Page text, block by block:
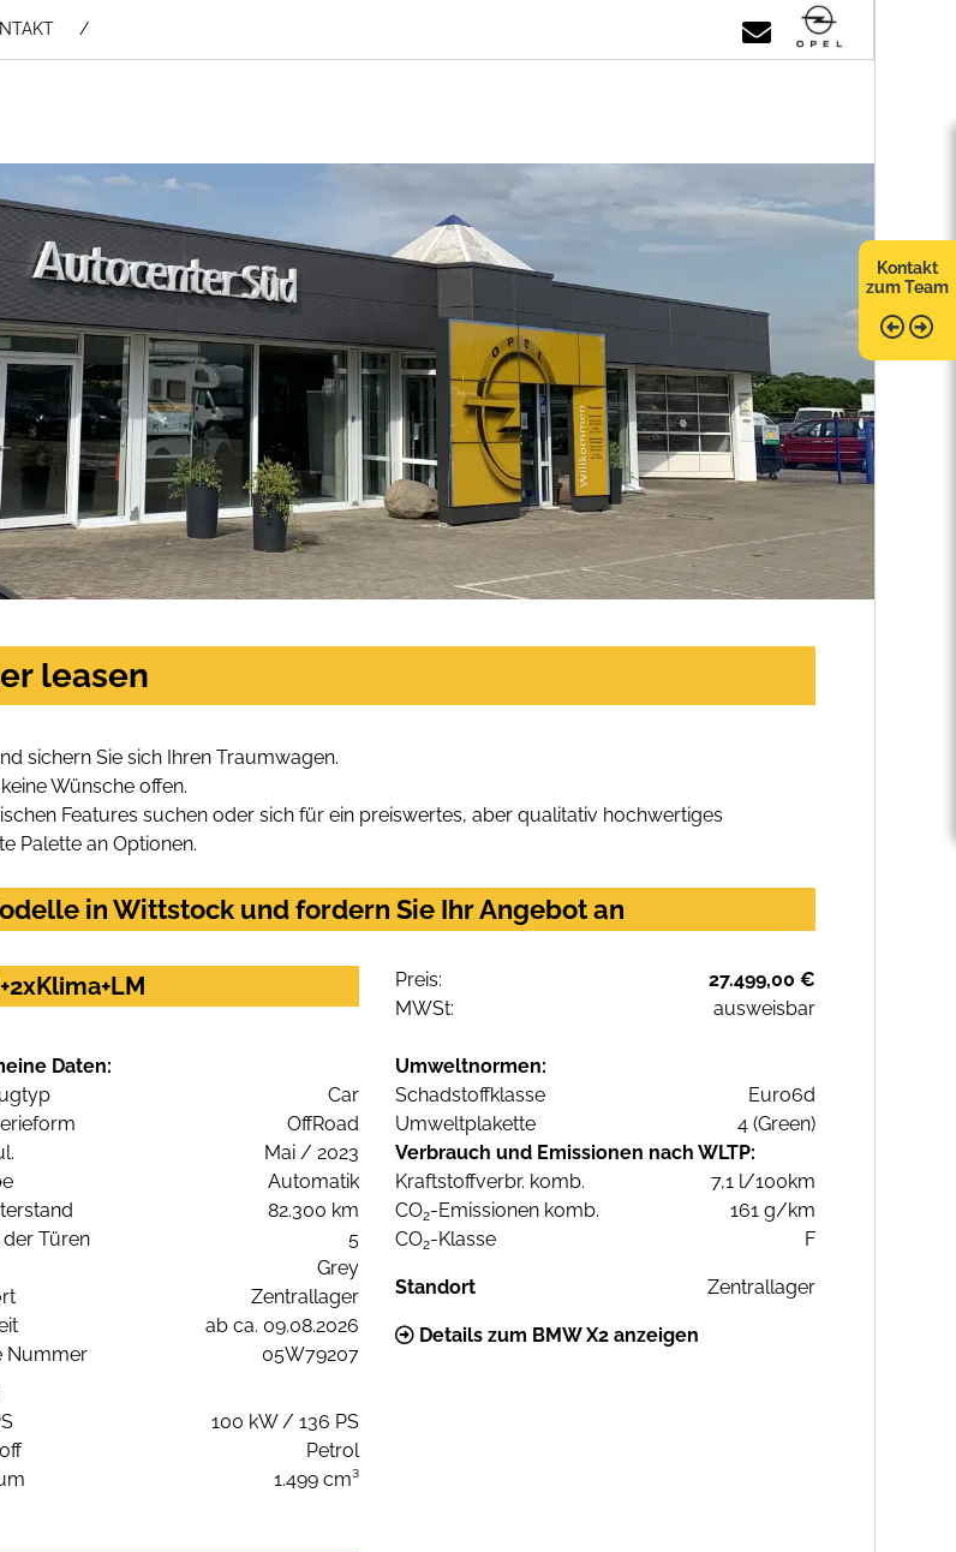
Kontakt
zum Team
leasen
sichern Sie sich Ihren Traumwagen.
Wünsche offen.
Features suchen oder sich für ein preiswertes, aber qualitativ hochwertiges
Palette an Optionen.
in Wittstock und fordern Sie Ihr Angebot an
Preis:
27.499,00 €
MWSt:
ausweisbar
Daten:
Car
OffRoad
Mai / 2023
Automatik
82.300 km
Türen
5
Grey
Zentrallager
ab ca. 09.08.2026
Nummer
05W79207
100 kW / 136 PS
Petrol
1.499 cm³
Umweltnormen:
Schadstoffklasse
Euro6d
Umweltplakette
4 (Green)
Verbrauch und Emissionen nach WLTP:
Kraftstoffverbr. komb.
7,1 l/100km
CO2-Emissionen komb.
161 g/km
CO2-Klasse F
Standort Zentrallager
Details zum BMW X2 anzeigen